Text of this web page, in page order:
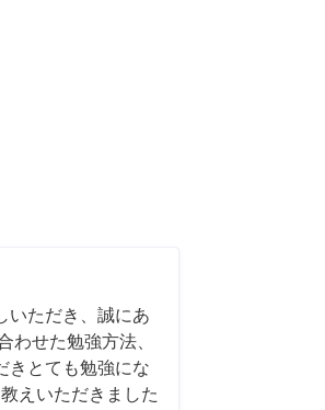
いただき、誠にあ
わせた勉強方法、
きとても勉強にな
えいただきました